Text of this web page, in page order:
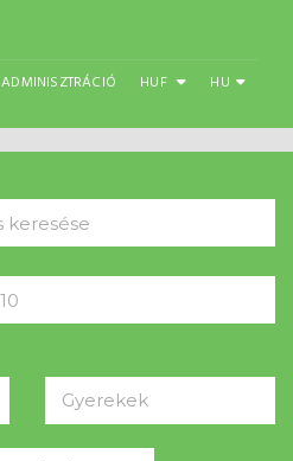
ADMINISZTRÁCIÓ HUF HU
Gyerekek